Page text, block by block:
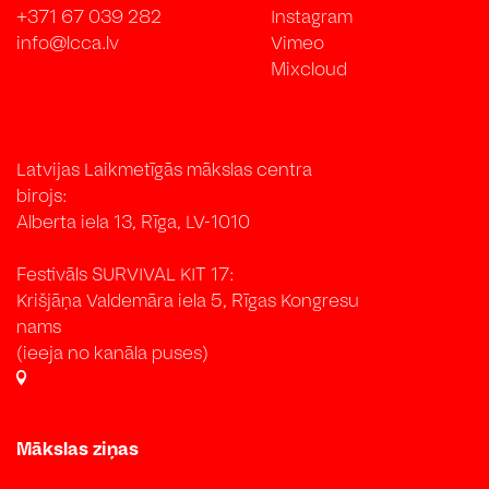
+371 67 039 282
info@lcca.lv
Instagram
Vimeo
Mixcloud
Latvijas Laikmetīgās mākslas centra
birojs:
Alberta iela 13, Rīga, LV-1010
Festivāls SURVIVAL KIT 17:
Krišjāņa Valdemāra iela 5, Rīgas Kongresu
nams
(ieeja no kanāla puses)
Mākslas ziņas